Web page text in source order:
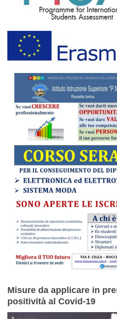
Misure da applicare in
positività al Covid-19